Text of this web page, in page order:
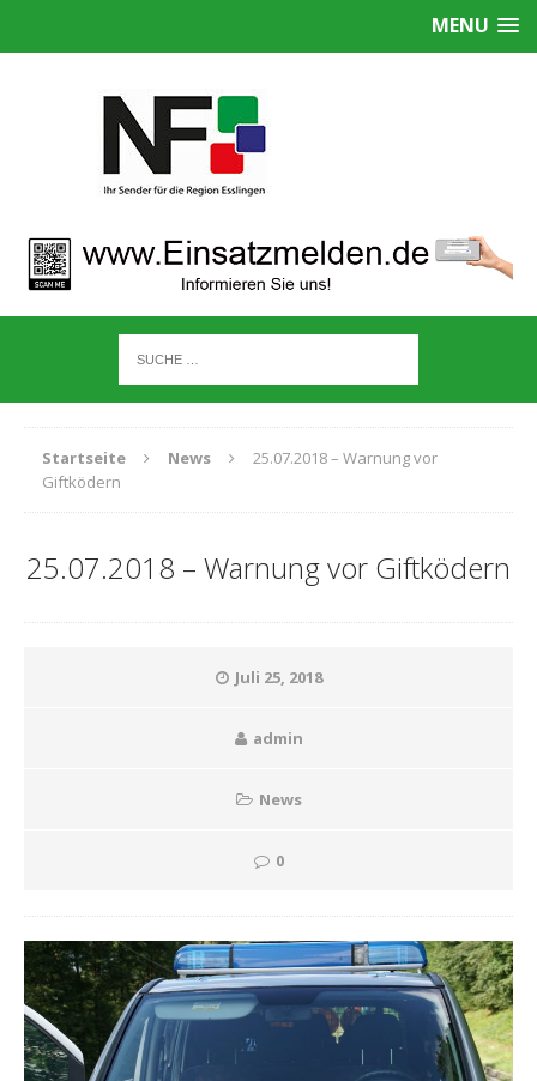
MENU
Startseite News
25.07.2018 – Warnung vor
Giftködern
25.07.2018 – Warnung vor Giftködern
Juli 25, 2018
admin
News
0